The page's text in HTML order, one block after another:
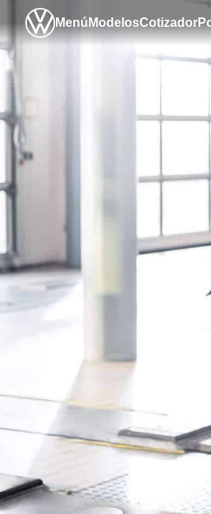
Menú ModelosCotizador